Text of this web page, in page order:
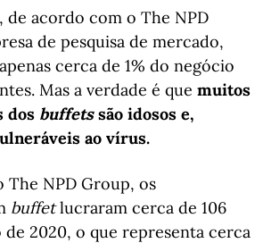
de acordo com o The NPD
de pesquisa de mercado,
cerca de 1% do negócio
Mas a verdade é que muitos
dos buffetssão idosos e,
ao vírus.
The NPD Group, os
buffetlucraram cerca de 106
de 2020, o que representa cerca